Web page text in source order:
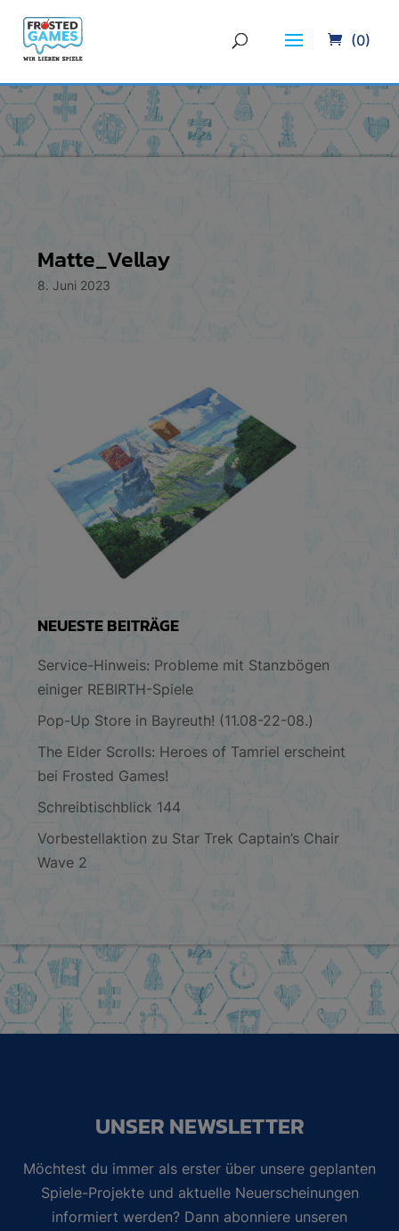
(0)
Matte_Vellay
8. Juni 2023
NEUESTE BEITRÄGE
Service-Hinweis: Probleme mit Stanzbögen
einiger REBIRTH-Spiele
Pop-Up Store in Bayreuth! (11.08-22-08.)
The Elder Scrolls: Heroes of Tamriel erscheint
bei Frosted Games!
Schreibtischblick 144
Vorbestellaktion zu Star Trek Captain’s Chair
Wave 2
UNSER NEWSLETTER
Möchtest du immer als erster über unsere geplanten
Spiele-Projekte und aktuelle Neuerscheinungen
informiert werden? Dann abonniere unseren